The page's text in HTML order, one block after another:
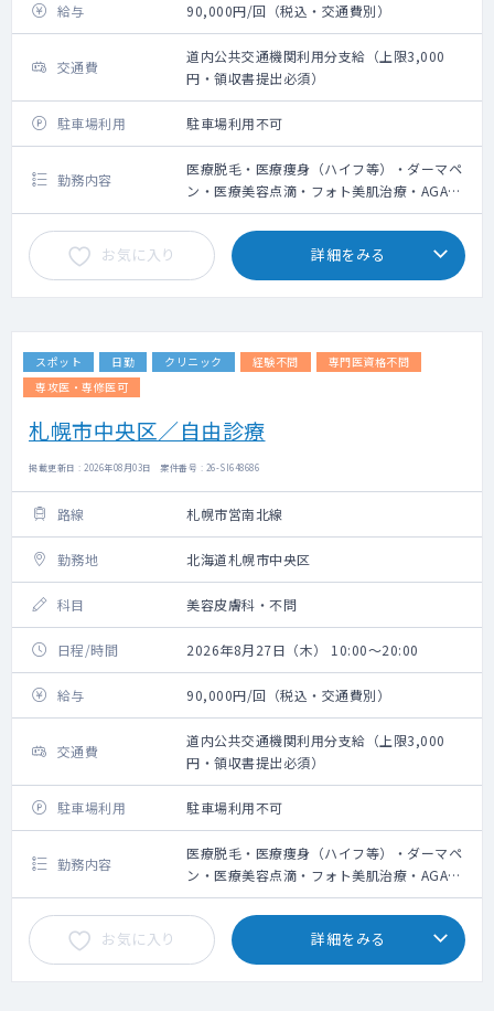
給与 90,000円/回（税込・交通費別）
交通費
道内公共交通機関利用分支給（上限3,000
円・領収書提出必須）
駐車場利用 駐車場利用不可
勤務内容
医療脱毛・医療痩身（ハイフ等）・ダーマペ
ン・医療美容点滴・フォト美肌治療・AGA治
療の問診業務、施術によるやけど等の診察
お気に入り 詳細をみる
スポット 日勤 クリニック 経験不問
専門医資格不問
専攻医・専修医可
札幌市中央区／自由診療
掲載更新日 : 2026年08月03日 案件番号 : 26-SI648686
路線 札幌市営南北線
勤務地 北海道札幌市中央区
科目 美容皮膚科・不問
日程/時間 2026年8月27日（木） 10:00～20:00
給与 90,000円/回（税込・交通費別）
交通費
道内公共交通機関利用分支給（上限3,000
円・領収書提出必須）
駐車場利用 駐車場利用不可
勤務内容
医療脱毛・医療痩身（ハイフ等）・ダーマペ
ン・医療美容点滴・フォト美肌治療・AGA治
療の問診業務、施術によるやけど等の診察
お気に入り 詳細をみる